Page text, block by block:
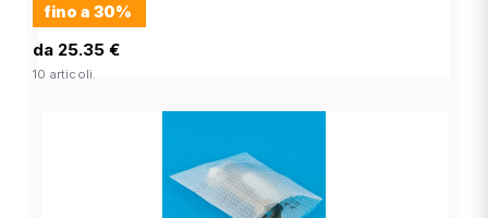
fino a 30%
da 25.35 €
10 articoli.